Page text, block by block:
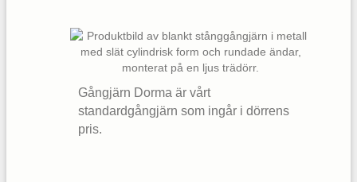
Gångjärn Dorma är vårt
standardgångjärn som ingår i dörrens
pris.